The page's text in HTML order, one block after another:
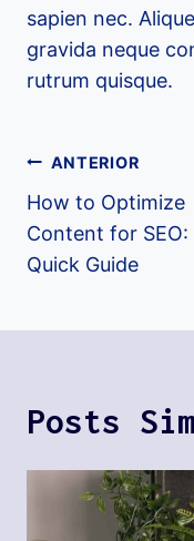
sapien nec.
gravida neque
rutrum quisque.
ANTERIOR
How to Optimize
Content for SEO:
Quick Guide
Posts